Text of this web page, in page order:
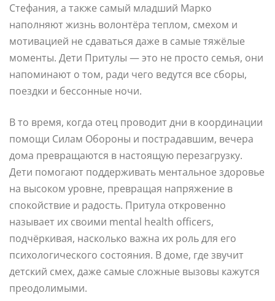
Стефания, а также самый младший Марко
наполняют жизнь волонтёра теплом, смехом и
мотивацией не сдаваться даже в самые тяжёлые
моменты. Дети Притулы — это не просто семья, они
напоминают о том, ради чего ведутся все сборы,
поездки и бессонные ночи.
В то время, когда отец проводит дни в координации
помощи Силам Обороны и пострадавшим, вечера
дома превращаются в настоящую перезагрузку.
Дети помогают поддерживать ментальное здоровье
на высоком уровне, превращая напряжение в
спокойствие и радость. Притула откровенно
называет их своими mental health officers,
подчёркивая, насколько важна их роль для его
психологического состояния. В доме, где звучит
детский смех, даже самые сложные вызовы кажутся
преодолимыми.